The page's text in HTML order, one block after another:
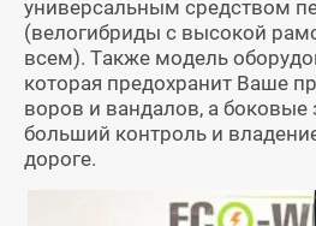
универсальным средством
(велогибриды с высокой
всем). Также модель
которая предохранит Ваше
воров и вандалов, а боковые
больший контроль и
дороге.